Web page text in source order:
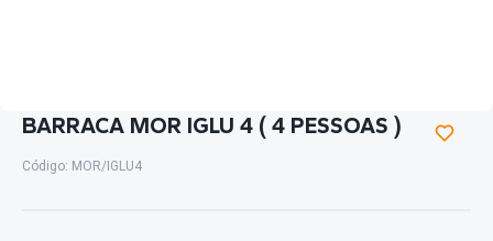
BARRACA MOR IGLU 4 ( 4 PESSOAS )
Código: MOR/IGLU4